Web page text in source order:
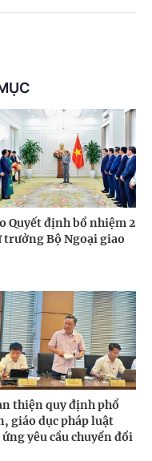
Quyết định bổ nhiệm 2
trưởng Bộ Ngoại giao
thiện quy định phổ
giáo dục pháp luật
ứng yêu cầu chuyển đổi